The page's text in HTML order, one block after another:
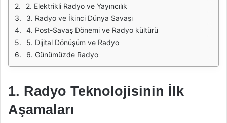
2. Elektrikli Radyo ve Yayıncılık
3. Radyo ve İkinci Dünya Savaşı
4. Post-Savaş Dönemi ve Radyo kültürü
5. Dijital Dönüşüm ve Radyo
6. Günümüzde Radyo
1. Radyo Teknolojisinin İlk
Aşamaları